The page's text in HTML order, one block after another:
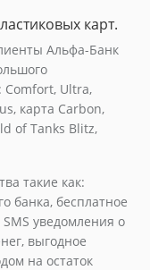
карт.
Альфа-Банк
Comfort, Ultra,
карта Carbon,
of Tanks Blitz,
такие как:
банка, бесплатное
уведомления о
выгодное
на остаток